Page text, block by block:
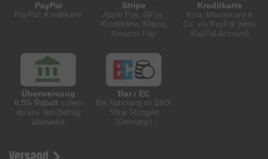
PayPal
PayPal, Kreditkarte
Stripe
Apple Pay, GPay,
Kreditkarte, Klarna,
Amazon Pay
Kreditkarte
Visa, Mastercard &
Co. via PayPal (ohne
PayPal Account)
Überweisung
0,5% Rabatt sofern
du uns den Betrag
überweist
Bar / EC
Bei Abholung im BMX
Shop Stuttgart
(Germany)